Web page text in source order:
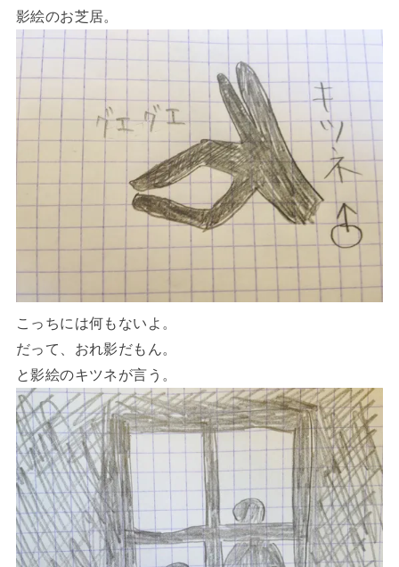
影絵のお芝居。
こっちには何もないよ。
だって、おれ影だもん。
と影絵のキツネが言う。